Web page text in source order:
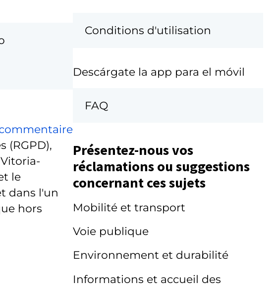
(RGPD),
le
dans l'un
hors
Conditions d'utilisation
Descárgate la app para el móvil
FAQ
Présentez-nous vos
réclamations ou suggestions
concernant ces sujets
Mobilité et transport
Voie publique
Environnement et durabilité
Informations et accueil des